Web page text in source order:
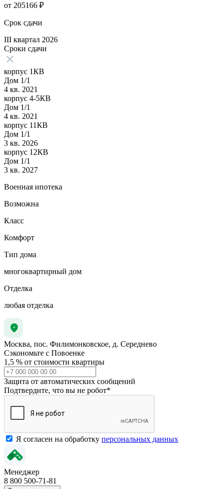
от 205166 ₽
Срок сдачи
III квартал 2026
Сроки сдачи
корпус 1КВ
Дом 1/1
4 кв. 2021
корпус 4-5КВ
Дом 1/1
4 кв. 2021
корпус 11КВ
Дом 1/1
3 кв. 2026
корпус 12КВ
Дом 1/1
3 кв. 2027
Военная ипотека
Возможна
Класс
Комфорт
Тип дома
многоквартирный дом
Отделка
любая отделка
Москва, пос. Филимонковское, д. Середнево
Сэкономьте с Повоенке
1,5 % от стоимости квартиры
Защита от автоматических сообщений
Подтвердите, что вы не робот*
Я согласен на обработку персональных данных
Менеджер
8 800 500-71-81